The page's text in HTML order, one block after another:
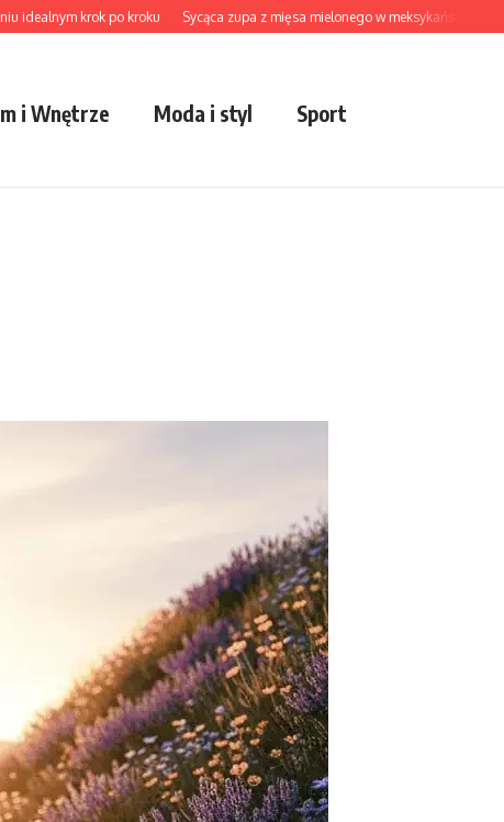
krok po kroku Sycąca zupa z mięsa mielonego w meksykańskim stylu
i Wnętrze Moda i styl Sport